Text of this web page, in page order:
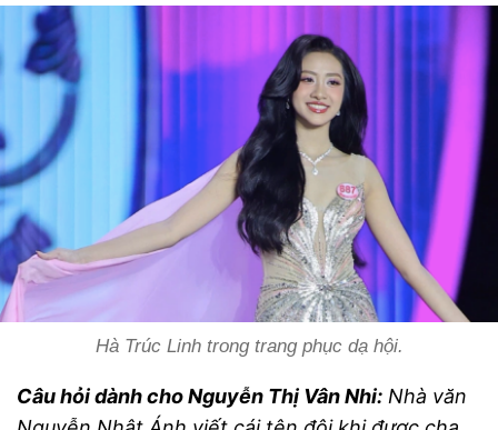
Hà Trúc Linh trong trang phục dạ hội.
Câu hỏi dành cho Nguyễn Thị Vân Nhi: Nhà văn